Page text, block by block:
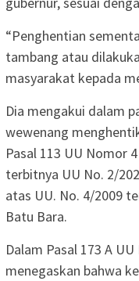
“Penghentian
tambang atau
masyarakat kepada
Dia mengakui dalam
wewenang
Pasal 113 UU Nomor
terbitnya UU No. 2/
atas UU. No. 4/2009
Batu Bara.
Dalam Pasal 173 A
menegaskan bahwa